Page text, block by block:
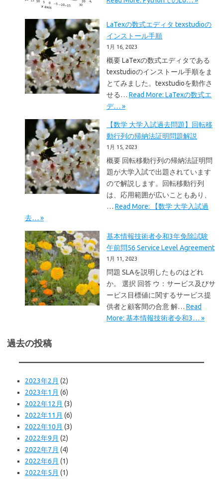
LaTexの数式エディタ texstudioの
インストール手順
1月 16, 2023
概要 LaTexの数式エディタである
texstudioのインストール手順をま
とてみました。texstudioを動作さ
せる… Read More: LaTexの数式エ
デ… »
【数学 大学入試過去問題】回転移
動行列の帰納法証明問題解説
1月 15, 2023
概要 回転移動行列の帰納法証明問
題が大学入試で出題されています
ので解説します。回転移動行列
は、応用範囲が広いこともあり、
… Read More: 【数学 大学入試過
去… »
基本情報技術者令和3年免除試験
午前問56 Service Level Agreement
1月 11, 2023
問題 SLAを説明したものはどれ
か。 選択 回答 ウ：サービス及びサ
ービス目標値に関するサービス提
供者と顧客間の合意 解… Read
More: 基本情報技術者令和3… »
過去の投稿
2023年2月 (2)
2023年1月 (6)
2022年12月 (3)
2022年11月 (6)
2022年10月 (3)
2022年9月 (2)
2022年7月 (4)
2022年6月 (1)
2022年5月 (1)